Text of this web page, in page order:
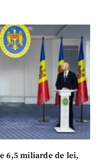
6,5 miliarde de lei,